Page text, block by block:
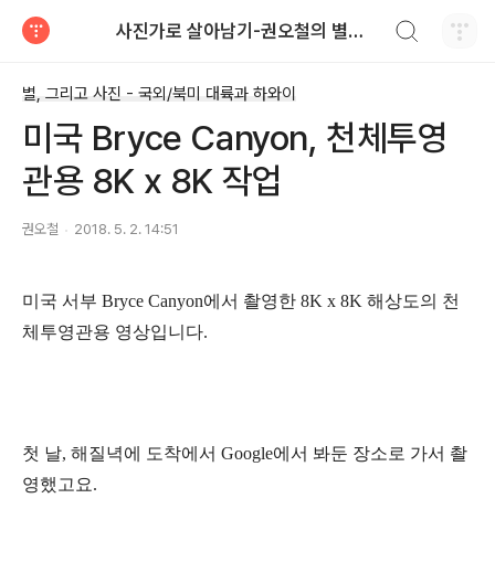
사진가로 살아남기-권오철의 별과 사진
별, 그리고 사진 - 국외/북미 대륙과 하와이
미국 Bryce Canyon, 천체투영
관용 8K x 8K 작업
권오철 2018. 5. 2. 14:51
미국 서부 Bryce Canyon에서 촬영한 8K x 8K 해상도의 천
체투영관용 영상입니다.
첫 날, 해질녁에 도착에서 Google에서 봐둔 장소로 가서 촬
영했고요.